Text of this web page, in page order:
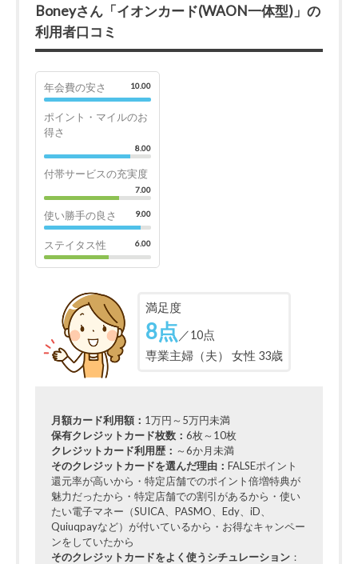
Boneyさん「イオンカード(WAON一体型)」の
利用者口コミ
年会費の安さ 10.00
ポイント・マイルのお
得さ
8.00
付帯サービスの充実度
7.00
使い勝手の良さ 9.00
ステイタス性 6.00
満足度
8点 ／10点
専業主婦（夫） 女性 33歳
月額カード利用額： 1万円～5万円未満
保有クレジットカード枚数：6枚～10枚
クレジットカード利用歴： ～6か月未満
そのクレジットカードを選んだ理由：FALSEポイント
還元率が高いから・特定店舗でのポイント倍増特典が
魅力だったから・特定店舗での割引があるから・使い
たい電子マネー（SUICA、PASMO、Edy、iD、
Quiuqpayなど）が付いているから・お得なキャンペー
ンをしていたから
そのクレジットカードをよく使うシチュレーション ：